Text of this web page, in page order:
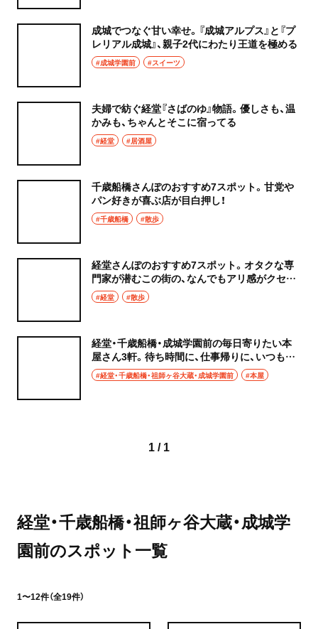
成城でつなぐ甘い幸せ。『成城アルプス』と『プ
レリアル成城』、親子2代にわたり王道を極める
#成城学園前 #スイーツ
夫婦で紡ぐ経堂『さばのゆ』物語。優しさも、温
かみも、ちゃんとそこに宿ってる
#経堂 #居酒屋
千歳船橋さんぽのおすすめ7スポット。甘党や
パン好きが喜ぶ店が目白押し！
#千歳船橋 #散歩
経堂さんぽのおすすめ7スポット。オタクな専
門家が潜むこの街の、なんでもアリ感がクセに
なる
#経堂 #散歩
経堂・千歳船橋・成城学園前の毎日寄りたい本
屋さん3軒。待ち時間に、仕事帰りに、いつもそ
こにある喜び
#経堂・千歳船橋・祖師ヶ谷大蔵・成城学園前 #本屋
1 / 1
経堂・千歳船橋・祖師ヶ谷大蔵・成城学
園前のスポット一覧
1〜12件（全19件）